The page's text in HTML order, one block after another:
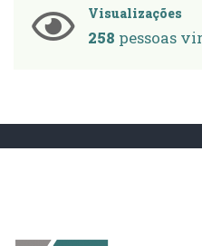
Visualizações
258 pessoas